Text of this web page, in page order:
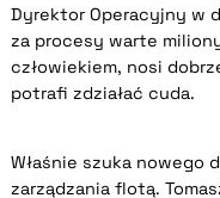
Dyrektor Operacyjny w
za procesy warte
człowiekiem, nosi
potrafi zdziałać cuda.
Właśnie szuka nowego
zarządzania flotą.